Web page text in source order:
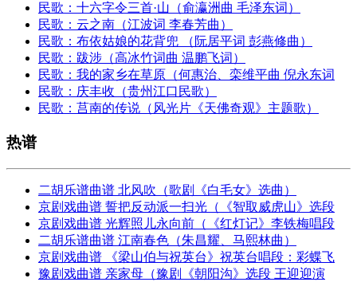
民歌：十六字令三首·山（俞瀛洲曲 毛泽东词）
民歌：云之南（江波词 李春芳曲）
民歌：布依姑娘的花背兜 （阮居平词 彭燕修曲）
民歌：跋涉（高冰竹词曲 温鹏飞词）
民歌：我的家乡在草原（何惠治、栾维平曲 倪永东词
民歌：庆丰收（贵州江口民歌）
民歌：莒南的传说（风光片《天佛奇观》主题歌）
热谱
二胡乐谱曲谱 北风吹（歌剧《白毛女》选曲）
京剧戏曲谱 誓把反动派一扫光（《智取威虎山》选段
京剧戏曲谱 光辉照儿永向前（《红灯记》李铁梅唱段
二胡乐谱曲谱 江南春色（朱昌耀、马熙林曲）
京剧戏曲谱 《梁山伯与祝英台》祝英台唱段：彩蝶飞
豫剧戏曲谱 亲家母（豫剧《朝阳沟》选段 王迎迎演